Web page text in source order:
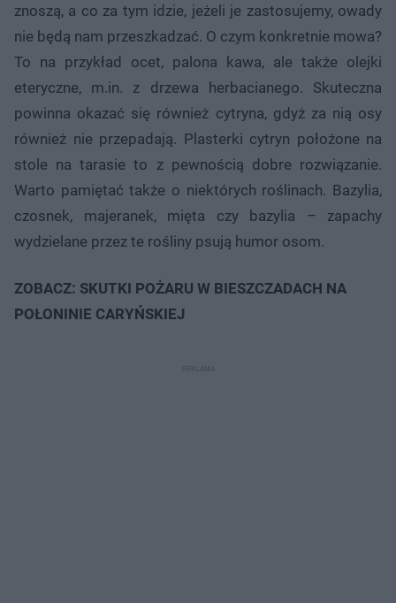
znoszą, a co za tym idzie, jeżeli je zastosujemy, owady
nie będą nam przeszkadzać. O czym konkretnie mowa?
To na przykład ocet, palona kawa, ale także olejki
eteryczne, m.in. z drzewa herbacianego. Skuteczna
powinna okazać się również cytryna, gdyż za nią osy
również nie przepadają. Plasterki cytryn położone na
stole na tarasie to z pewnością dobre rozwiązanie.
Warto pamiętać także o niektórych roślinach. Bazylia,
czosnek, majeranek, mięta czy bazylia – zapachy
wydzielane przez te rośliny psują humor osom.
ZOBACZ: SKUTKI POŻARU W BIESZCZADACH NA
POŁONINIE CARYŃSKIEJ